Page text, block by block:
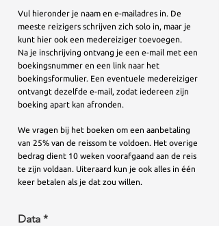
Vul hieronder je naam en e-mailadres in. De
meeste reizigers schrijven zich solo in, maar je
kunt hier ook een medereiziger toevoegen.
Na je inschrijving ontvang je een e-mail met een
boekingsnummer en een link naar het
boekingsformulier. Een eventuele medereiziger
ontvangt dezelfde e-mail, zodat iedereen zijn
boeking apart kan afronden.
We vragen bij het boeken om een aanbetaling
van 25% van de reissom te voldoen. Het overige
bedrag dient 10 weken voorafgaand aan de reis
te zijn voldaan. Uiteraard kun je ook alles in één
keer betalen als je dat zou willen.
Data